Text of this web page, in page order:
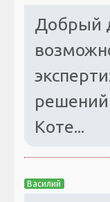
Добрый
решений
Коте...
Василий